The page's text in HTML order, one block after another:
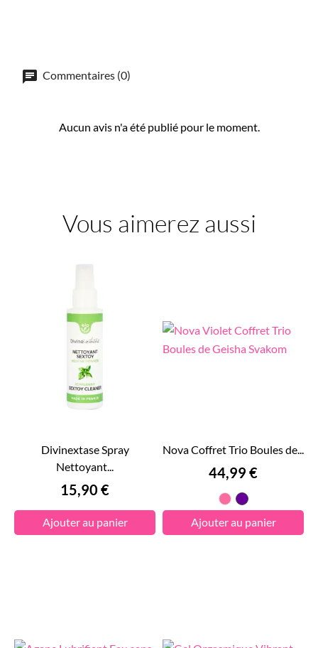
Commentaires (0)
Aucun avis n'a été publié pour le moment.
Vous aimerez aussi
Divinextase Spray
Nettoyant...
Prix
15,90 €
Ajouter au panier
Nova Coffret Trio Boules de...
Prix
44,99 €
RoseViolet
Ajouter au panier